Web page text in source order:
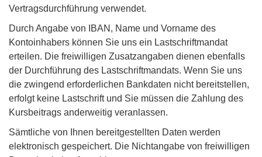
Vertragsdurchführung verwendet.
Durch Angabe von IBAN, Name und Vorname des
Kontoinhabers können Sie uns ein Lastschriftmandat
erteilen. Die freiwilligen Zusatzangaben dienen ebenfalls
der Durchführung des Lastschriftmandats. Wenn Sie uns
die zwingend erforderlichen Bankdaten nicht bereitstellen,
erfolgt keine Lastschrift und Sie müssen die Zahlung des
Kursbeitrags anderweitig veranlassen.
Sämtliche von Ihnen bereitgestellten Daten werden
elektronisch gespeichert. Die Nichtangabe von freiwilligen